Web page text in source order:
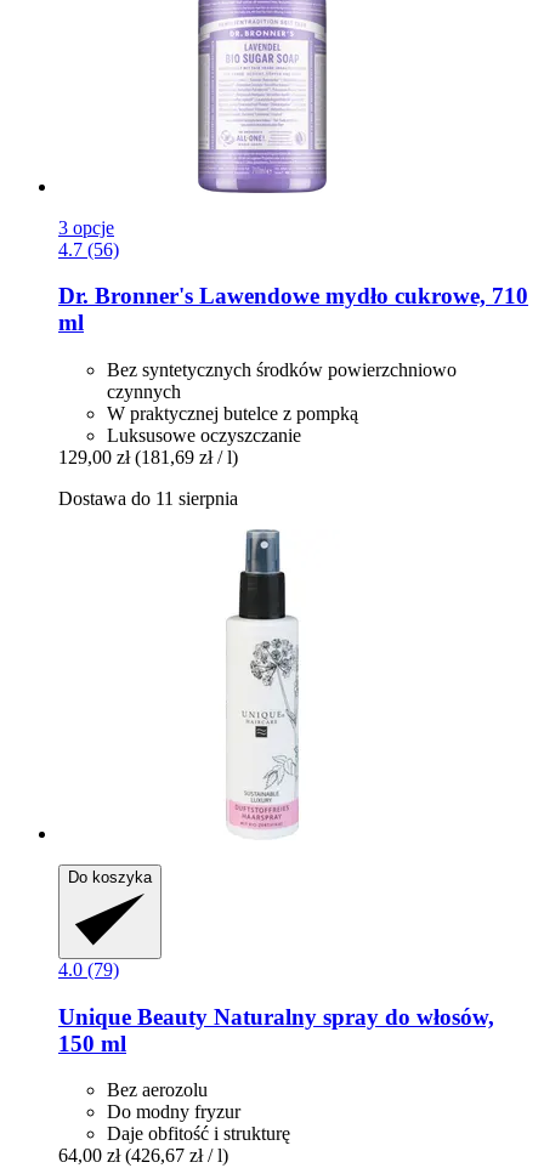
3 opcje
4.7 (56)
Dr. Bronner's Lawendowe mydło cukrowe, 710
ml
Bez syntetycznych środków powierzchniowo
czynnych
W praktycznej butelce z pompką
Luksusowe oczyszczanie
129,00 zł (181,69 zł / l)
Dostawa do 11 sierpnia
Do koszyka
4.0 (79)
Unique Beauty Naturalny spray do włosów,
150 ml
Bez aerozolu
Do modny fryzur
Daje obfitość i strukturę
64,00 zł (426,67 zł / l)